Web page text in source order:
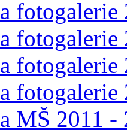
fotogalerie
fotogalerie
fotogalerie
fotogalerie
MŠ 2011 -